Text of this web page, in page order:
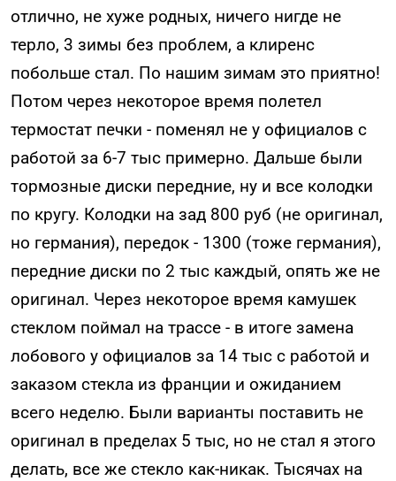
отлично, не хуже родных, ничего нигде не
терло, 3 зимы без проблем, а клиренс
побольше стал. По нашим зимам это приятно!
Потом через некоторое время полетел
термостат печки - поменял не у официалов с
работой за 6-7 тыс примерно. Дальше были
тормозные диски передние, ну и все колодки
по кругу. Колодки на зад 800 руб (не оригинал,
но германия), передок - 1300 (тоже германия),
передние диски по 2 тыс каждый, опять же не
оригинал. Через некоторое время камушек
стеклом поймал на трассе - в итоге замена
лобового у официалов за 14 тыс с работой и
заказом стекла из франции и ожиданием
всего неделю. Были варианты поставить не
оригинал в пределах 5 тыс, но не стал я этого
делать, все же стекло как-никак. Тысячах на